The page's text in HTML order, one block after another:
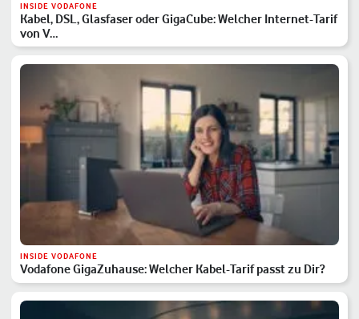
INSIDE VODAFONE
Kabel, DSL, Glasfaser oder GigaCube: Welcher Internet-Tarif
von V…
INSIDE VODAFONE
Vodafone GigaZuhause: Welcher Kabel-Tarif passt zu Dir?